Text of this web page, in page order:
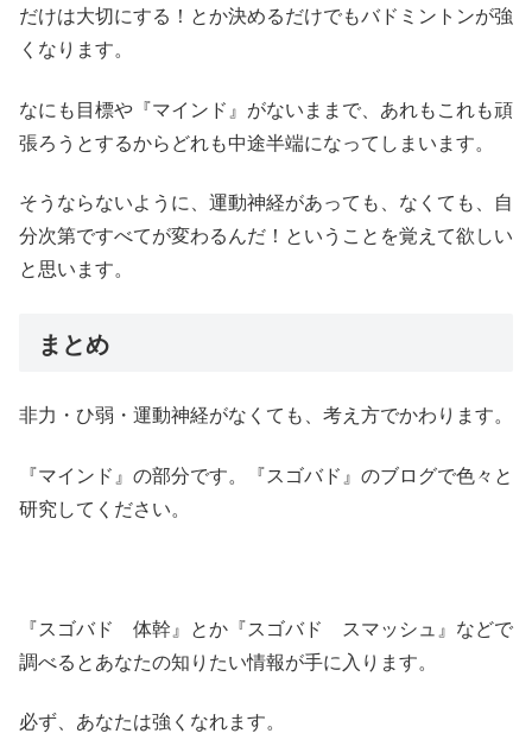
だけは大切にする！とか決めるだけでもバドミントンが強
くなります。
なにも目標や『マインド』がないままで、あれもこれも頑
張ろうとするからどれも中途半端になってしまいます。
そうならないように、運動神経があっても、なくても、自
分次第ですべてが変わるんだ！ということを覚えて欲しい
と思います。
まとめ
非力・ひ弱・運動神経がなくても、考え方でかわります。
『マインド』の部分です。『スゴバド』のブログで色々と
研究してください。
『スゴバド 体幹』とか『スゴバド スマッシュ』などで
調べるとあなたの知りたい情報が手に入ります。
必ず、あなたは強くなれます。